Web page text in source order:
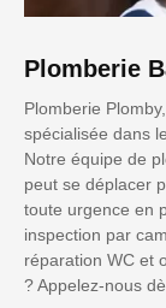
Plomberie
Plomberie
spécialisée dans
Notre équipe de
peut se déplacer
toute urgence en
inspection par
réparation WC et
? Appelez-nous